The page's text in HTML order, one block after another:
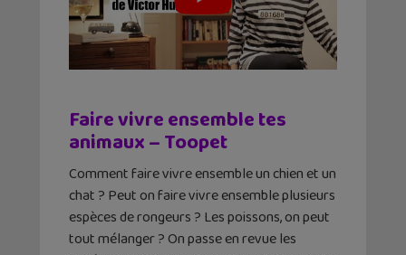
Faire vivre ensemble tes
animaux – Toopet
Comment faire vivre ensemble un chien et un
chat ? Peut on faire vivre ensemble plusieurs
espèces de rongeurs ? Les poissons, on peut
tout mélanger ? On passe en revue les